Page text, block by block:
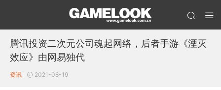
腾讯投资二次元公司魂起网络，后者手游《湮灭
效应》由网易独代
资讯 2021-08-19